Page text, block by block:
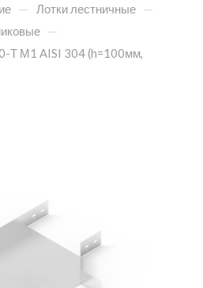
— Лотки лестничные —
—
Т М1 AISI 304 (h=100мм,